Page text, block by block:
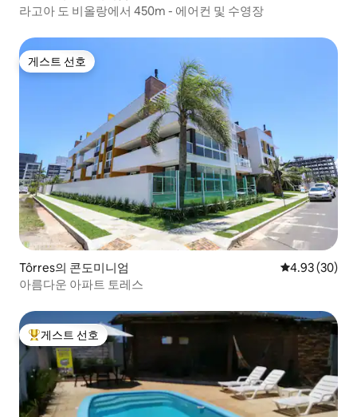
라고아 도 비올랑에서 450m - 에어컨 및 수영장
게스트 선호
게스트 선호
Tôrres의 콘도미니엄 평점 4.93점(5
4.93 (30)
아름다운 아파트 토레스
상위 게스트 선호
게스트 선호